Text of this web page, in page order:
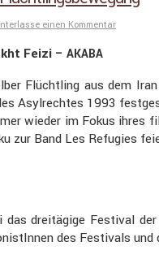
einen Kommentar
Feizi – AKABA
Flücht­ling aus dem
Asylrechtes 1993
wieder im Fokus
zur Band Les Refugies
das dreitä­gige Festival
des Festi­vals